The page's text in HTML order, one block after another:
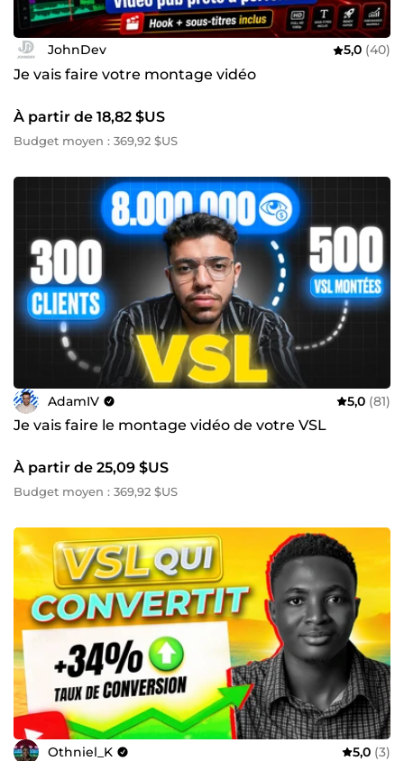
JohnDev 5,0 (40)
Je vais faire votre montage vidéo
À partir de 18,82 $US
Budget moyen : 369,92 $US
AdamIV 5,0 (81)
Je vais faire le montage vidéo de votre VSL
À partir de 25,09 $US
Budget moyen : 369,92 $US
Othniel_K 5,0 (3)